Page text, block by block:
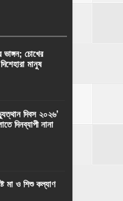
চোখের
মানুষ
দিবস ২০২৬’
দিনব্যাপী নানা
মা ও শিশু কল্যাণ